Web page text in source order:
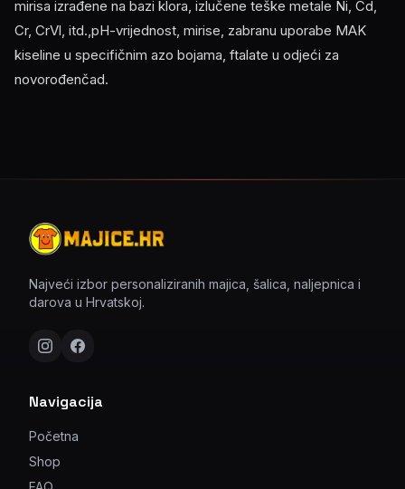
mirisa izrađene na bazi klora, izlučene teške metale Ni, Cd,
Cr, CrVl, itd.,pH-vrijednost, mirise, zabranu uporabe MAK
kiseline u specifičnim azo bojama, ftalate u odjeći za
novorođenčad.
Najveći izbor personaliziranih majica, šalica, naljepnica i
darova u Hrvatskoj.
Navigacija
Početna
Shop